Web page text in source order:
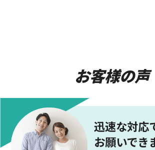
お客様の声
迅速な対応
お願いでき